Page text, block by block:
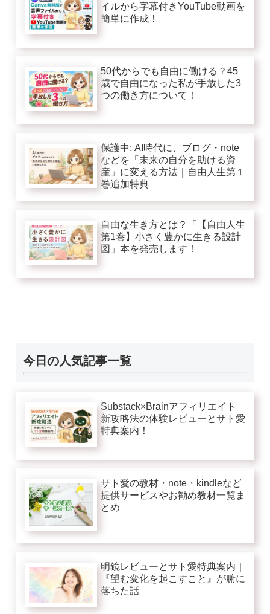
イルから字幕付きYouTube動画を
簡単に作成！
50代からでも自由に働ける？45
歳で自由になった私が手放した3
つの働き方について！
保護中: AI時代に、ブログ・note
などを「未来の自分を助ける資
産」に変える方法｜自由人生第１
巻追加特典
自由な生き方とは？「【自由人生
第1巻】小さく豊かに生きる設計
図」本を発売します！
今日の人気記事一覧
Substack×Brainアフィリエイト
新攻略法の体験レビューとサト愛
特典案内！
サト愛の教材・note・kindleなど
提供サービスやお勧め教材一覧ま
とめ
明鏡レビューとサト愛特典案内｜
『望む変化を起こすこと』が腑に
落ちた話